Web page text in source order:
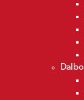
Dalbo